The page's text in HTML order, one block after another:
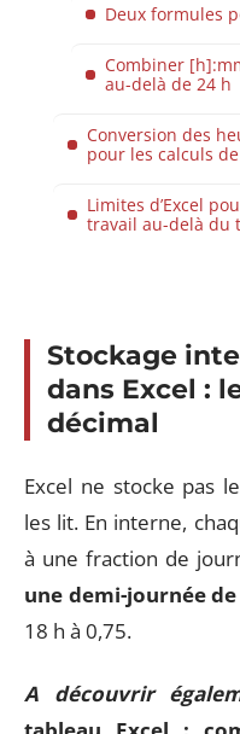
Deux formules
Combiner
au-delà de 24 h
Conversion des
pour les calculs
Limites d’Excel
travail au-delà du
Stockage
dans Excel :
décimal
Excel ne stocke pas
les lit. En interne,
à une fraction de
une demi-journée de
18 h à 0,75.
A découvrir